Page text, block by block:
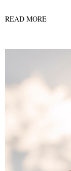
READ MORE